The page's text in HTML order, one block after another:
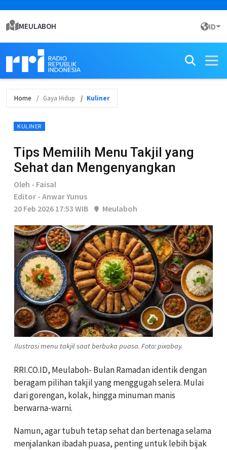
MEULABOH ID
Home Gaya Hidup Kuliner
KULINER
Tips Memilih Menu Takjil yang
Sehat dan Mengenyangkan
Oleh - Faisal
Editor - Anwar Yunus
20 Feb 2026 17:53 WIB
Meulaboh
Ilustrasi menu takjil saat berbuka puasa. Foto: pixabay.
RRI.CO.ID, Meulaboh- Bulan Ramadan identik dengan
beragam pilihan takjil yang menggugah selera. Mulai
dari gorengan, kolak, hingga minuman manis
berwarna-warni.
Namun, agar tubuh tetap sehat dan bertenaga selama
menjalankan ibadah puasa, penting untuk lebih bijak